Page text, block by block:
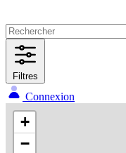
Filtres
Connexion
+
−